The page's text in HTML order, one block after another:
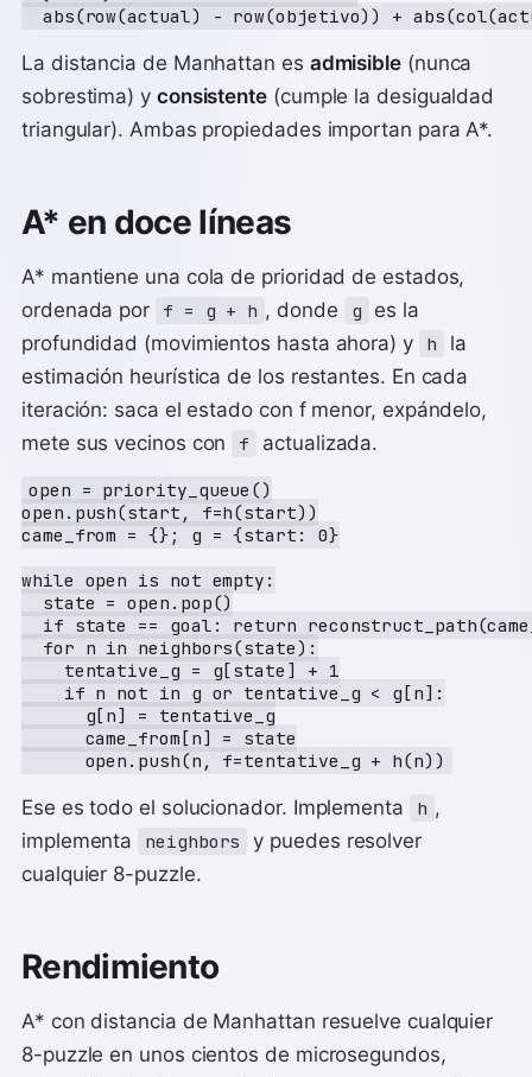
La distancia de Manhattan es admisible(nunca
sobrestima) y consistente (cumple la desigualdad
triangular). Ambas propiedades importan para A*.
A* en doce líneas
A* mantiene una cola de prioridad de estados,
ordenada por
f = g + h , donde g
es la
profundidad (movimientos hasta ahora) y
h
la
estimación heurística de los restantes. En cada
iteración: saca el estado con f menor, expándelo,
mete sus vecinos con
f actualizada.
open = priority_queue()
open.push(start, f=h(start))
came_from = {}; g = {start: 0}
while open is not empty:
  state = open.pop()
if state == goal: return
  for n in neighbors(state):
    tentative_g = g[state] + 1
    if n not in g or tentative_g < g[n]:
      g[n] = tentative_g
      came_from[n] = state
Ese es todo el solucionador. Implementa h ,
implementa
neighbors
y puedes resolver
cualquier 8-puzzle.
Rendimiento
A* con distancia de Manhattan resuelve cualquier
8-puzzle en unos cientos de microsegundos,